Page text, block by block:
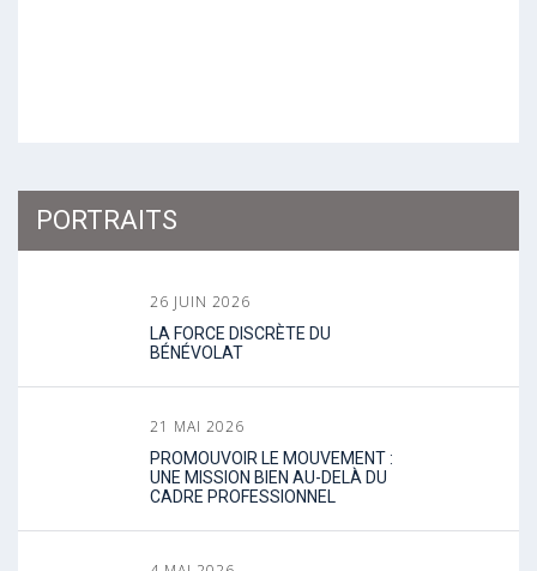
PORTRAITS
26 JUIN 2026
LA FORCE DISCRÈTE DU
BÉNÉVOLAT
21 MAI 2026
PROMOUVOIR LE MOUVEMENT :
UNE MISSION BIEN AU-DELÀ DU
CADRE PROFESSIONNEL